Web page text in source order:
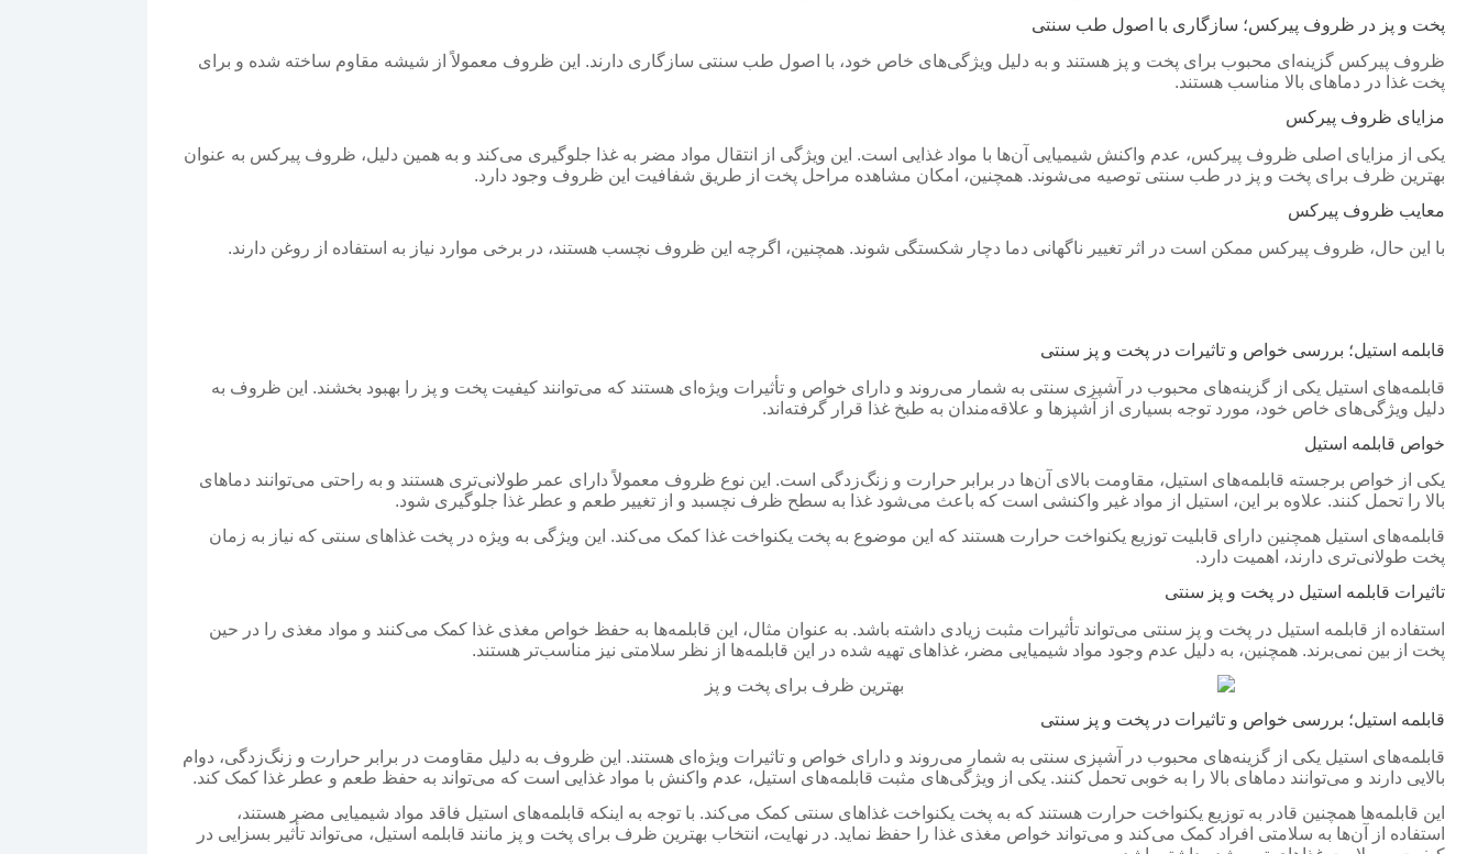
پخت و پز در ظروف پیرکس؛ سازگاری با اصول طب سنتی
ظروف پیرکس گزینه‌ای محبوب برای پخت و پز هستند و به دلیل ویژگی‌های خاص خود، با اصول طب سنتی سازگاری دارند. این ظروف معمولاً از شیشه مقاوم ساخته شده و برای
پخت غذا در دماهای بالا مناسب هستند.
مزایای ظروف پیرکس
یکی از مزایای اصلی ظروف پیرکس، عدم واکنش شیمیایی آن‌ها با مواد غذایی است. این ویژگی از انتقال مواد مضر به غذا جلوگیری می‌کند و به همین دلیل، ظروف پیرکس به عنوان
بهترین ظرف برای پخت و پز در طب سنتی توصیه می‌شوند. همچنین، امکان مشاهده مراحل پخت از طریق شفافیت این ظروف وجود دارد.
معایب ظروف پیرکس
با این حال، ظروف پیرکس ممکن است در اثر تغییر ناگهانی دما دچار شکستگی شوند. همچنین، اگرچه این ظروف نچسب هستند، در برخی موارد نیاز به استفاده از روغن دارند.
قابلمه استیل؛ بررسی خواص و تاثیرات در پخت و پز سنتی
قابلمه‌های استیل یکی از گزینه‌های محبوب در آشپزی سنتی به شمار می‌روند و دارای خواص و تأثیرات ویژه‌ای هستند که می‌توانند کیفیت پخت و پز را بهبود بخشند. این ظروف به
دلیل ویژگی‌های خاص خود، مورد توجه بسیاری از آشپزها و علاقه‌مندان به طبخ غذا قرار گرفته‌اند.
خواص قابلمه استیل
یکی از خواص برجسته قابلمه‌های استیل، مقاومت بالای آن‌ها در برابر حرارت و زنگ‌زدگی است. این نوع ظروف معمولاً دارای عمر طولانی‌تری هستند و به راحتی می‌توانند دماهای
بالا را تحمل کنند. علاوه بر این، استیل از مواد غیر واکنشی است که باعث می‌شود غذا به سطح ظرف نچسبد و از تغییر طعم و عطر غذا جلوگیری شود.
قابلمه‌های استیل همچنین دارای قابلیت توزیع یکنواخت حرارت هستند که این موضوع به پخت یکنواخت غذا کمک می‌کند. این ویژگی به ویژه در پخت غذاهای سنتی که نیاز به زمان
پخت طولانی‌تری دارند، اهمیت دارد.
تاثیرات قابلمه استیل در پخت و پز سنتی
استفاده از قابلمه استیل در پخت و پز سنتی می‌تواند تأثیرات مثبت زیادی داشته باشد. به عنوان مثال، این قابلمه‌ها به حفظ خواص مغذی غذا کمک می‌کنند و مواد مغذی را در حین
پخت از بین نمی‌برند. همچنین، به دلیل عدم وجود مواد شیمیایی مضر، غذاهای تهیه شده در این قابلمه‌ها از نظر سلامتی نیز مناسب‌تر هستند.
قابلمه استیل؛ بررسی خواص و تاثیرات در پخت و پز سنتی
قابلمه‌های استیل یکی از گزینه‌های محبوب در آشپزی سنتی به شمار می‌روند و دارای خواص و تاثیرات ویژه‌ای هستند. این ظروف به دلیل مقاومت در برابر حرارت و زنگ‌زدگی، دوام
بالایی دارند و می‌توانند دماهای بالا را به خوبی تحمل کنند. یکی از ویژگی‌های مثبت قابلمه‌های استیل، عدم واکنش با مواد غذایی است که می‌تواند به حفظ طعم و عطر غذا کمک کند.
این قابلمه‌ها همچنین قادر به توزیع یکنواخت حرارت هستند که به پخت یکنواخت غذاهای سنتی کمک می‌کند. با توجه به اینکه قابلمه‌های استیل فاقد مواد شیمیایی مضر هستند،
استفاده از آن‌ها به سلامتی افراد کمک می‌کند و می‌تواند خواص مغذی غذا را حفظ نماید. در نهایت، انتخاب بهترین ظرف برای پخت و پز مانند قابلمه استیل، می‌تواند تأثیر بسزایی در